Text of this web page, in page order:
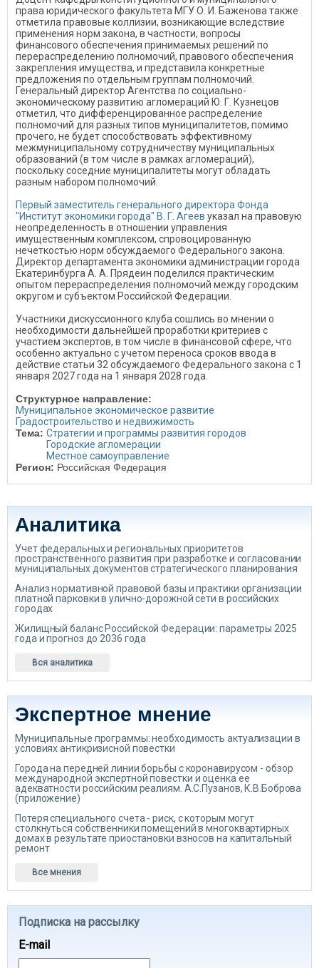
права юридического факультета МГУ О. И. Баженова также
отметила правовые коллизии, возникающие вследствие
применения норм закона, в частности, вопросы
финансового обеспечения принимаемых решений по
перераспределению полномочий, правового обеспечения
закрепления имущества, и представила конкретные
предложения по отдельным группам полномочий.
Генеральный директор Агентства по социально-
экономическому развитию агломераций Ю. Г. Кузнецов
отметил, что дифференцированное распределение
полномочий для разных типов муниципалитетов, помимо
прочего, не будет способствовать эффективному
межмуниципальному сотрудничеству муниципальных
образований (в том числе в рамках агломераций),
поскольку соседние муниципалитеты могут обладать
разным набором полномочий.
Первый заместитель генерального директора Фонда
"Институт экономики города" В. Г. Агеев указал на правовую
неопределенность в отношении управления
имущественным комплексом, спровоцированную
нечеткостью норм обсуждаемого Федерального закона.
Директор департамента экономики администрации города
Екатеринбурга А. А. Прядеин поделился практическим
опытом перераспределения полномочий между городским
округом и субъектом Российской Федерации.
Участники дискуссионного клуба сошлись во мнении о
необходимости дальнейшей проработки критериев с
участием экспертов, в том числе в финансовой сфере, что
особенно актуально с учетом переноса сроков ввода в
действие статьи 32 обсуждаемого Федерального закона с 1
января 2027 года на 1 января 2028 года.
Структурное направление:
Муниципальное экономическое развитие
Градостроительство и недвижимость
Тема: Стратегии и программы развития городов
Городские агломерации
Местное самоуправление
Регион: Российская Федерация
Аналитика
Учет федеральных и региональных приоритетов
пространственного развития при разработке и согласовании
муниципальных документов стратегического планирования
Анализ нормативной правовой базы и практики организации
платной парковки в улично-дорожной сети в российских
городах
Жилищный баланс Российской Федерации: параметры 2025
года и прогноз до 2036 года
Вся аналитика
Экспертное мнение
Муниципальные программы: необходимость актуализации в
условиях антикризисной повестки
Города на передней линии борьбы с коронавирусом - обзор
международной экспертной повестки и оценка ее
адекватности российским реалиям. А.С.Пузанов, К.В.Боброва
(приложение)
Потеря специального счета - риск, с которым могут
столкнуться собственники помещений в многоквартирных
домах в результате приостановки взносов на капитальный
ремонт
Все мнения
Подписка на рассылку
E-mail